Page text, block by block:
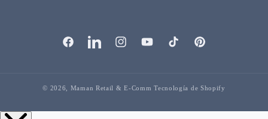
FacebookvinculadoEnInstagramYouTubeTikTok Pinterest
© 2026, Maman Retail & E-CommTecnología de Shopify